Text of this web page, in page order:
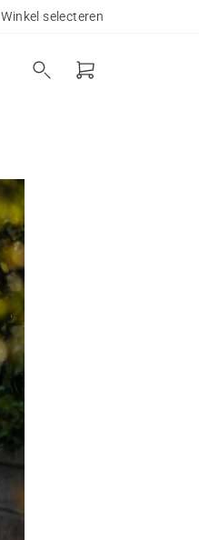
Winkel selecteren